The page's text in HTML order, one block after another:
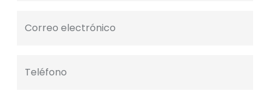
Correo electrónico
Teléfono